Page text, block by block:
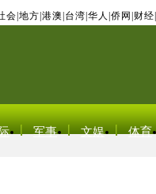
会 地方 港澳 台湾 华人 侨网 财经
军事 文娱 体育